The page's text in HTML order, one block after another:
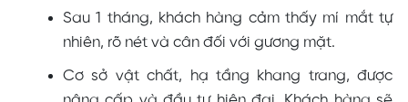
Sau 1 tháng, khách hàng cảm thấy mí mắt tự
nhiên, rõ nét và cân đối với gương mặt.
Cơ sở vật chất, hạ tầng khang trang, được